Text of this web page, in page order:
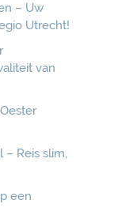
– Uw
Utrecht!
van
– Reis slim,
een